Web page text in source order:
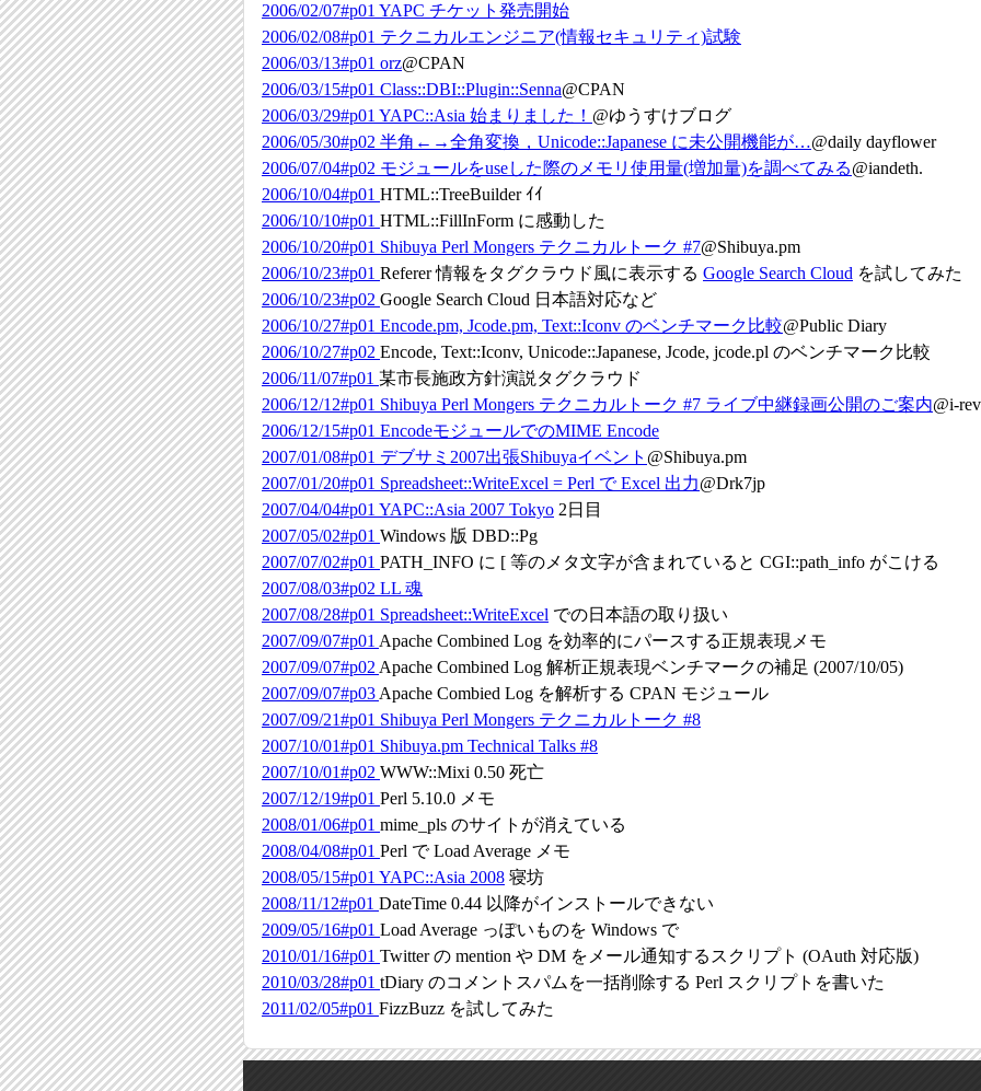
2006/02/07#p01 YAPC チケット発売開始
2006/02/08#p01 テクニカルエンジニア(情報セキュリティ)試験
2006/03/13#p01 orz@CPAN
2006/03/15#p01 Class::DBI::Plugin::Senna@CPAN
2006/03/29#p01 YAPC::Asia 始まりました！ @ゆうすけブログ
2006/05/30#p02 半角←→全角変換，Unicode::Japanese に未公開機能が…@daily dayflower
2006/07/04#p02 モジュールをuseした際のメモリ使用量(増加量)を調べてみる@iandeth.
2006/10/04#p01 HTML::TreeBuilder ｲｲ
2006/10/10#p01 HTML::FillInForm に感動した
2006/10/20#p01 Shibuya Perl Mongers テクニカルトーク #7@Shibuya.pm
2006/10/23#p01 Referer 情報をタグクラウド風に表示する Google Search Cloud を試してみた
2006/10/23#p02 Google Search Cloud 日本語対応など
2006/10/27#p01 Encode.pm, Jcode.pm, Text::Iconv のベンチマーク比較@Public Diary
2006/10/27#p02 Encode, Text::Iconv, Unicode::Japanese, Jcode, jcode.pl のベンチマーク比較
2006/11/07#p01 某市長施政方針演説タグクラウド
2006/12/12#p01 Shibuya Perl Mongers テクニカルトーク #7 ライブ中継録画公開のご案内@i-
2006/12/15#p01 EncodeモジュールでのMIME Encode
2007/01/08#p01 デブサミ2007出張Shibuyaイベント @Shibuya.pm
2007/01/20#p01 Spreadsheet::WriteExcel = Perl で Excel 出力@Drk7jp
2007/04/04#p01 YAPC::Asia 2007 Tokyo 2日目
2007/05/02#p01 Windows 版 DBD::Pg
2007/07/02#p01 PATH_INFO に [ 等のメタ文字が含まれていると CGI::path_info がこける
2007/08/03#p02 LL 魂
2007/08/28#p01 Spreadsheet::WriteExcel での日本語の取り扱い
2007/09/07#p01 Apache Combined Log を効率的にパースする正規表現メモ
2007/09/07#p02 Apache Combined Log 解析正規表現ベンチマークの補足 (2007/10/05)
2007/09/07#p03 Apache Combied Log を解析する CPAN モジュール
2007/09/21#p01 Shibuya Perl Mongers テクニカルトーク #8
2007/10/01#p01 Shibuya.pm Technical Talks #8
2007/10/01#p02 WWW::Mixi 0.50 死亡
2007/12/19#p01 Perl 5.10.0 メモ
2008/01/06#p01 mime_pls のサイトが消えている
2008/04/08#p01 Perl で Load Average メモ
2008/05/15#p01 YAPC::Asia 2008 寝坊
2008/11/12#p01 DateTime 0.44 以降がインストールできない
2009/05/16#p01 Load Average っぽいものを Windows で
2010/01/16#p01 Twitter の mention や DM をメール通知するスクリプト (OAuth 対応版)
2010/03/28#p01 tDiary のコメントスパムを一括削除する Perl スクリプトを書いた
2011/02/05#p01 FizzBuzz を試してみた